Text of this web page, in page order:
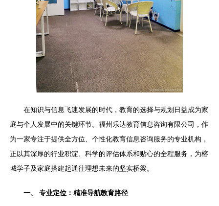
在知识与信息飞速发展的时代，教育的选择与规划日益成为家
庭与个人发展中的关键环节。福州乐达教育信息咨询有限公司，作
为一家专注于提供全方位、个性化教育信息咨询服务的专业机构，
正以其深厚的行业积淀、科学的评估体系和贴心的全程服务，为榕
城学子及家庭搭建起通往理想未来的坚实桥梁。
一、 专业定位：精准导航教育路径